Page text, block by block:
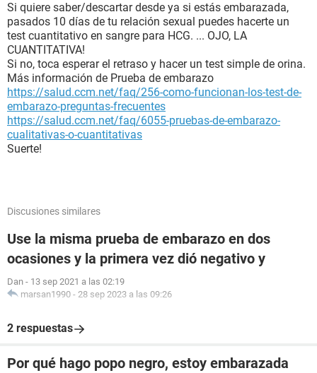
Si quiere saber/descartar desde ya si estás embarazada,
pasados 10 días de tu relación sexual puedes hacerte un
test cuantitativo en sangre para HCG. ... OJO, LA
CUANTITATIVA!
Si no, toca esperar el retraso y hacer un test simple de orina.
Más información de Prueba de embarazo
https://salud.ccm.net/faq/256-como-funcionan-los-test-de-
embarazo-preguntas-frecuentes
https://salud.ccm.net/faq/6055-pruebas-de-embarazo-
cualitativas-o-cuantitativas
Suerte!
Discusiones similares
Use la misma prueba de embarazo en dos
ocasiones y la primera vez dió negativo y
Dan - 13 sep 2021 a las 02:19
marsan1990 - 28 sep 2023 a las 09:26
2 respuestas
Por qué hago popo negro, estoy embarazada